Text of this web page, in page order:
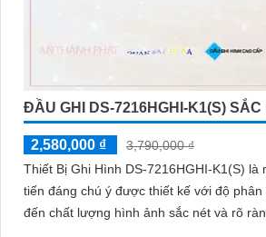
ĐẦU GHI DS-7216HGHI-K1(S) SẮC
2,580,000 ₫
3,790,000 ₫
Thiết Bị Ghi Hình DS-7216HGHI-K1(S) là
tiến đáng chú ý được thiết kế với độ phân
đến chất lượng hình ảnh sắc nét và rõ